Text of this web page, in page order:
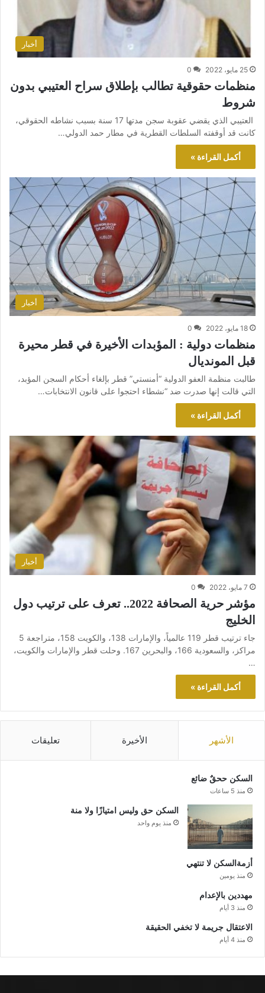
أخبار
25 مايو، 2022 0
منظمات حقوقية تطالب بإطلاق سراح العتيبي بدون
شروط
العتيبي الذي يقضي عقوبة سجن مدتها 17 سنة بسبب نشاطه الحقوقي،
كانت قد أوقفته السلطات القطرية في مطار حمد الدولي…
أكمل القراءة »
أخبار
18 مايو، 2022 0
منظمات دولية : المؤبدات الأخيرة في قطر محيرة
قبل المونديال
طالبت منظمة العفو الدولية “أمنستي” قطر بإلغاء أحكام السجن المؤبد،
التي قالت إنها صدرت ضد “نشطاء احتجوا على قانون الانتخابات…
أكمل القراءة »
أخبار
7 مايو، 2022 0
مؤشر حرية الصحافة 2022.. تعرف على ترتيب دول
الخليج
جاء ترتيب قطر 119 عالمياً، والإمارات 138، والكويت 158، متراجعة 5
مراكز، والسعودية 166، والبحرين 167. وحلت قطر والإمارات والكويت،
…
أكمل القراءة »
الأشهر الأخيرة تعليقات
السكن ححقٌ ضائع
منذ 5 ساعات
السكن حق وليس امتيازًا ولا منة
منذ يوم واحد
أزمةالسكن لا تنتهي
منذ يومين
مهددين بالإعدام
منذ 3 أيام
الاعتقال جريمة لا تخفي الحقيقة
منذ 4 أيام